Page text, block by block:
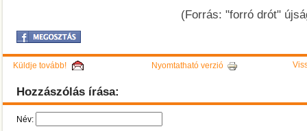
(Forrás: "forró drót"
Küldje tovább! Nyomtatható verzió
Hozzászólás írása:
Név: